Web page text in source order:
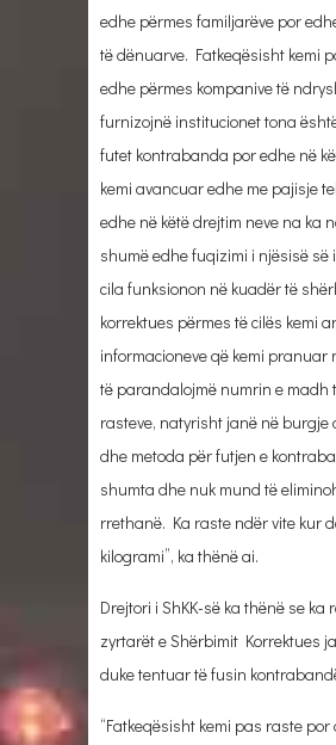
edhe përmes familjarëve por
të dënuarve. Fatkeqësisht kemi
edhe përmes kompanive të
furnizojnë institucionet tona
futet kontrabanda por edhe në
kemi avancuar edhe me pajisje
edhe në këtë drejtim neve na ka
shumë edhe fuqizimi i njësisë së
cila funksionon në kuadër të
korrektues përmes të cilës kemi
informacioneve që kemi pranuar
të parandalojmë numrin e madh
rasteve, natyrisht janë në burgje
dhe metoda për futjen e
shumta dhe nuk mund të
rrethanë. Ka raste ndër vite kur
kilogrami”, ka thënë ai.
Drejtori i ShKK-së ka thënë se ka
zyrtarët e Shërbimit Korrektues
duke tentuar të fusin
“Fatkeqësisht kemi pas raste por